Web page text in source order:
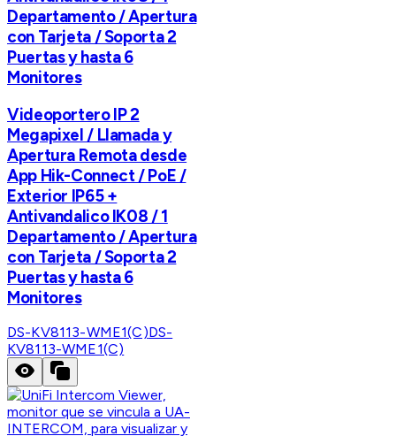
Departamento / Apertura
con Tarjeta / Soporta 2
Puertas y hasta 6
Monitores
Videoportero IP 2
Megapixel / Llamada y
Apertura Remota desde
App Hik-Connect / PoE /
Exterior IP65 +
Antivandalico IK08 / 1
Departamento / Apertura
con Tarjeta / Soporta 2
Puertas y hasta 6
Monitores
DS-KV8113-WME1(C)DS-
KV8113-WME1(C)